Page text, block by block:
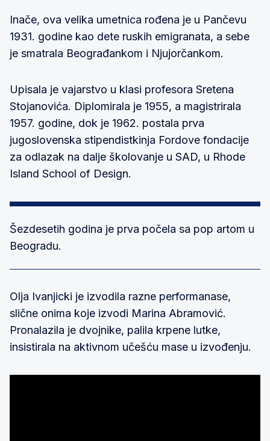
Inače, ova velika umetnica rođena je u Pančevu
1931. godine kao dete ruskih emigranata, a sebe
je smatrala Beograđankom i Njujorčankom.
Upisala je vajarstvo u klasi profesora Sretena
Stojanovića. Diplomirala je 1955, a magistrirala
1957. godine, dok je 1962. postala prva
jugoslovenska stipendistkinja Fordove fondacije
za odlazak na dalje školovanje u SAD, u Rhode
Island School of Design.
Šezdesetih godina je prva počela sa pop artom u
Beogradu.
Olja Ivanjicki je izvodila razne performanase,
slične onima koje izvodi Marina Abramović.
Pronalazila je dvojnike, palila krpene lutke,
insistirala na aktivnom učešću mase u izvođenju.